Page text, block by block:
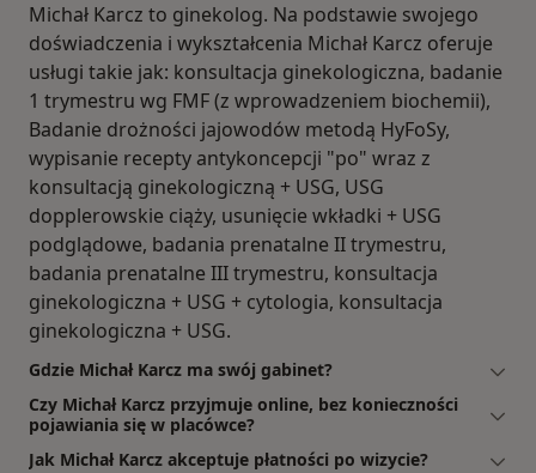
Michał Karcz to ginekolog. Na podstawie swojego
doświadczenia i wykształcenia Michał Karcz oferuje
usługi takie jak: konsultacja ginekologiczna, badanie
1 trymestru wg FMF (z wprowadzeniem biochemii),
Badanie drożności jajowodów metodą HyFoSy,
wypisanie recepty antykoncepcji "po" wraz z
konsultacją ginekologiczną + USG, USG
dopplerowskie ciąży, usunięcie wkładki + USG
podglądowe, badania prenatalne II trymestru,
badania prenatalne III trymestru, konsultacja
ginekologiczna + USG + cytologia, konsultacja
ginekologiczna + USG.
Gdzie Michał Karcz ma swój gabinet?
Czy Michał Karcz przyjmuje online, bez konieczności
pojawiania się w placówce?
Jak Michał Karcz akceptuje płatności po wizycie?